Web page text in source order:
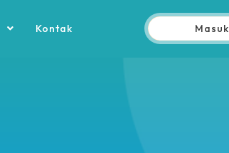
Kontak Masuk